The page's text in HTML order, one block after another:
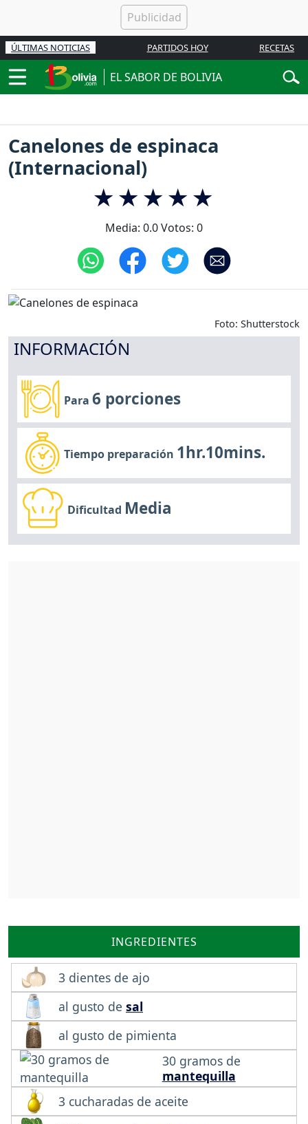
ÚLTIMAS NOTICIAS PARTIDOS HOY RECETAS
EL SABOR DE BOLIVIA
Canelones de espinaca
(Internacional)
Media: 0.0Votos: 0
Foto: Shutterstock
INFORMACIÓN
Para6 porciones
Tiempo preparación 1hr.10mins.
Dificultad Media
INGREDIENTES
3 dientes de ajo
al gusto de sal
al gusto de pimienta
30 gramos de
mantequilla
3 cucharadas de aceite